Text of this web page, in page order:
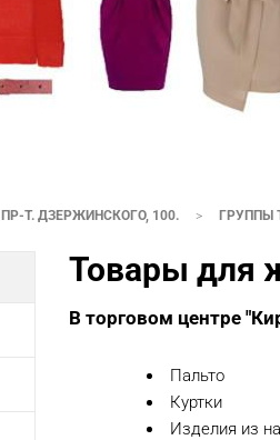
ПР-Т. ДЗЕРЖИНСКОГО, 100. > ГРУППЫ
Товары для
В торговом центре
Пальто
Куртки
Изделия из